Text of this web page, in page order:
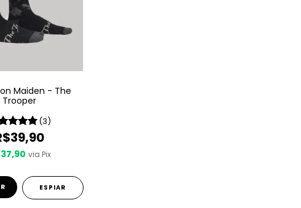
Maiden - The
Trooper
(3)
37,90 via Pix
ESPIAR